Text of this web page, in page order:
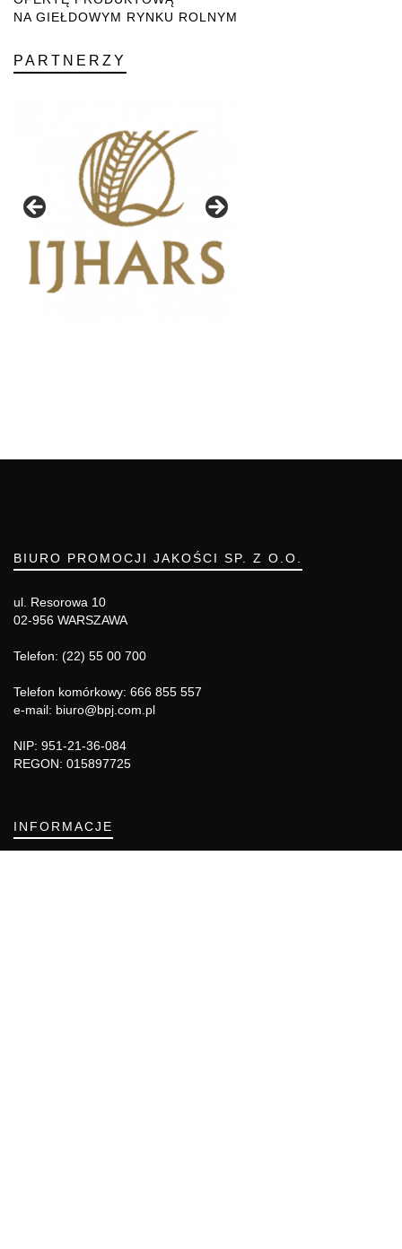
NA GIEŁDOWYM RYNKU ROLNYM
PARTNERZY
BIURO PROMOCJI JAKOŚCI SP. Z O.O.
ul. Resorowa 10
02-956 WARSZAWA
Telefon: (22) 55 00 700
Telefon komórkowy: 666 855 557
e-mail: biuro@bpj.com.pl
NIP: 951-21-36-084
REGON: 015897725
INFORMACJE